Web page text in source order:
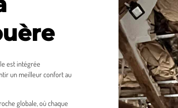
est intégrée
un meilleur confort au
globale, où chaque